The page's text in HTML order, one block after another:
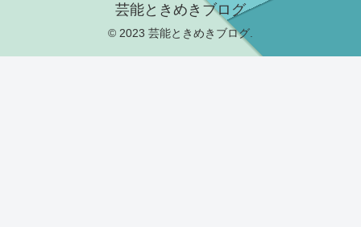
芸能ときめきブログ
© 2023 芸能ときめきブログ.